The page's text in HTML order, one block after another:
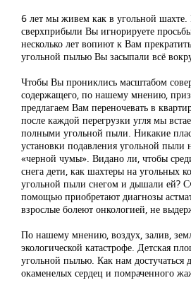
6 лет мы живем как в угольной шахте.
сверхприбыли Вы игнорируете
несколько лет вопиют к Вам
угольной пылью Вы засыпали всё
Чтобы Вы прониклись масштабом
содержащего, по нашему мнению,
предлагаем Вам переночевать в
после каждой перегрузки угля мы
полными угольной пыли. Никакие
установки подавления угольной пыли
«черной чумы». Видано ли, чтобы
снега дети, как шахтеры на угольных
угольной пыли снегом и дышали ей?
помощью приобретают диагнозы
взрослые болеют онкологией, не
По нашему мнению, воздух, залив,
экологической катастрофе. Детская
угольной пылью. Как нам достучаться
окаменелых сердец и помраченного